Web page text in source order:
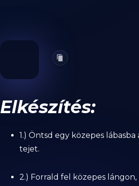
Elkészítés:
1.) Öntsd egy közepes
tejet.
2.) Forrald fel közepes